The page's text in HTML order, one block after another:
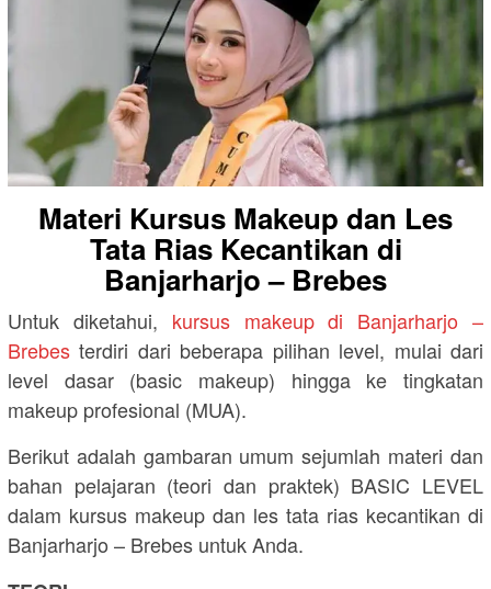
Materi Kursus Makeup dan Les
Tata Rias Kecantikan di
Banjarharjo – Brebes
Untuk diketahui, kursus makeup di Banjarharjo –
Brebes terdiri dari beberapa pilihan level, mulai dari
level dasar (basic makeup) hingga ke tingkatan
makeup profesional (MUA).
Berikut adalah gambaran umum sejumlah materi dan
bahan pelajaran (teori dan praktek) BASIC LEVEL
dalam kursus makeup dan les tata rias kecantikan di
Banjarharjo – Brebes untuk Anda.